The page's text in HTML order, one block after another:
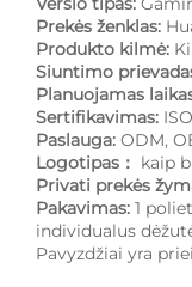
Prekės ženklas:
Produkto kilmė:
Siuntimo
Planuojamas
Sertifikavimas:
Paslauga: ODM,
Logotipas： kaip
Privati prekės
Pakavimas: 1
individualus
Pavyzdžiai yra